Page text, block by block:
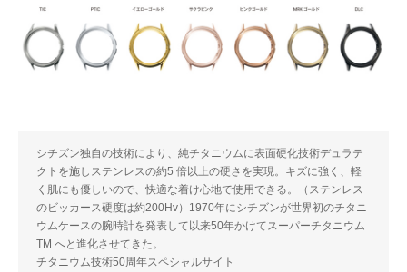
シチズン独自の技術により、純チタニウムに表面硬化技術デュラテ
クトを施しステンレスの約5 倍以上の硬さを実現。キズに強く、軽
く肌にも優しいので、快適な着け心地で使用できる。（ステンレス
のビッカース硬度は約200Hv）1970年にシチズンが世界初のチタニ
ウムケースの腕時計を発表して以来50年かけてスーパーチタニウム
TM へと進化させてきた。
チタニウム技術50周年スペシャルサイト